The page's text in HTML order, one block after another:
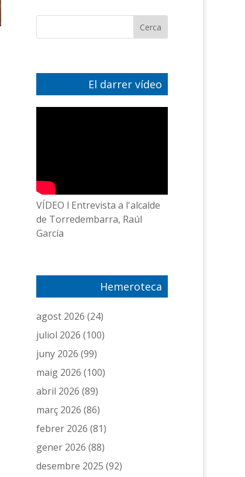
El darrer vídeo
VÍDEO l Entrevista a l'alcalde
de Torredembarra, Raúl
García
Hemeroteca
agost 2026 (24)
juliol 2026 (100)
juny 2026 (99)
maig 2026 (100)
abril 2026 (89)
març 2026 (86)
febrer 2026 (81)
gener 2026 (88)
desembre 2025 (92)